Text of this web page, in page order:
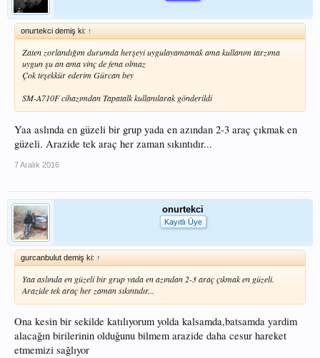
onurtekci demiş ki: ↑
Zaten zorlandığım durumda herşeyi uygulayamamak ama kullanım tarzıma
uygun şu an ama vinç de fena olmaz
Çok teşekkür ederim Gürcan bey
SM-A710F cihazımdan Tapatalk kullanılarak gönderildi
Yaa aslında en güzeli bir grup yada en azından 2-3 araç çıkmak en
güzeli. Arazide tek araç her zaman sıkıntıdır...
7 Aralık 2016
onurtekci
Kayıtlı Üye
gurcanbulut demiş ki: ↑
Yaa aslında en güzeli bir grup yada en azından 2-3 araç çıkmak en güzeli.
Arazide tek araç her zaman sıkıntıdır...
Ona kesin bir sekilde katılıyorum yolda kalsamda,batsamda yardim
alacağın birilerinin olduğunu bilmem arazide daha cesur hareket
etmemizi sağlıyor